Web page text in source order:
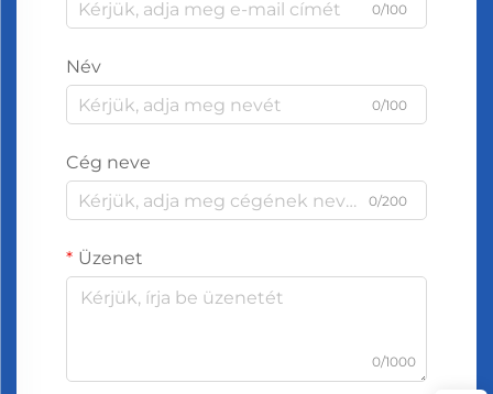
0/100
Név
0/100
Cég neve
0/200
Üzenet
0/1000